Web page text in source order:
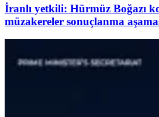
İranlı yetkili: Hürmüz Boğazı
müzakereler sonuçlanma